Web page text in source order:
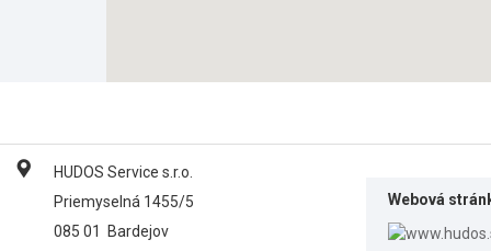
HUDOS Service s.r.o.
Priemyselná 1455/5
085 01
Bardejov
Webová